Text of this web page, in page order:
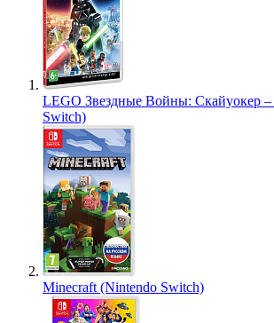
LEGO Звездные Войны: Скайуокер –
Switch)
Minecraft (Nintendo Switch)